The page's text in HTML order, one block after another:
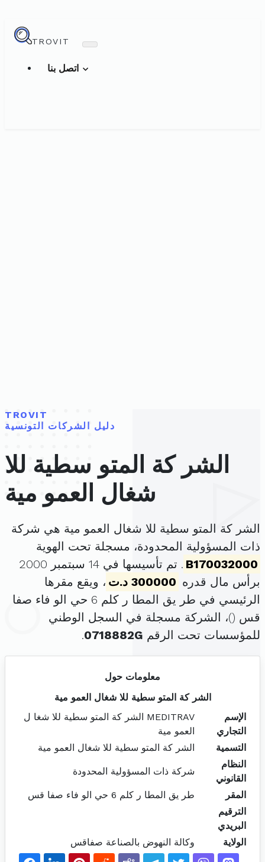
TROVIT
TROVIT
دليل الشركات التونسية
الشر كة المتو سطية للا
شغال العمو مية
الشر كة المتو سطية للا شغال العمو مية هي شركة
ذات المسؤولية المحدودة، مسجلة تحت الهوية
B170032000
. تم تأسيسها في 14 سبتمبر 2000
برأس مال قدره 300000 د.ت
، ويقع مقرها
الرئيسي في طر يق المطا ر كلم 6 حي الو فاء صفا
قس ()، الشركة مسجلة في السجل الوطني
للمؤسسات تحت الرقم 0718882G
.
معلومات حول
الشر كة المتو سطية للا شغال العمو مية
الإسم
التجاري
MEDITRAV الشر كة المتو سطية للا شغا ل
العمو مية
التسمية
الشر كة المتو سطية للا شغال العمو مية
النظام
القانوني
شركة ذات المسؤولية المحدودة
المقر
طر يق المطا ر كلم 6 حي الو فاء صفا قس
الترقيم
البريدي
الولاية
وكالة النهوض بالصناعة صفاقس